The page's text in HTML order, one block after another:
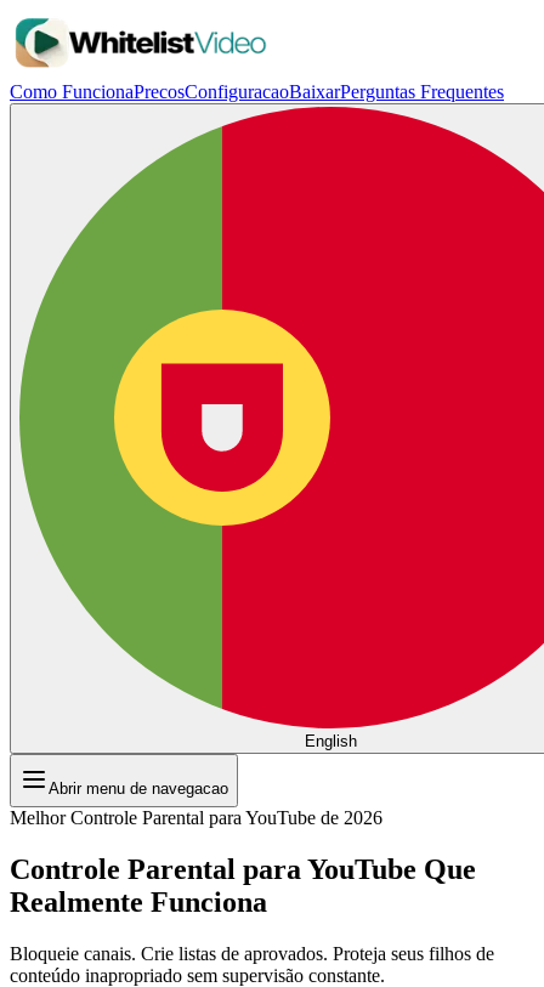
Como FuncionaPrecosConfiguracaoBaixarPerguntas Frequentes
English
Abrir menu de navegacao
Melhor Controle Parental para YouTube de 2026
Controle Parental para YouTube Que
Realmente Funciona
Bloqueie canais. Crie listas de aprovados. Proteja seus filhos de
conteúdo inapropriado sem supervisão constante.